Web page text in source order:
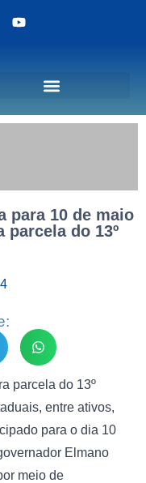
para 10 de maio
parcela do 13º
parcela do 13º
entre ativos,
para o dia 10
Elmano
meio de